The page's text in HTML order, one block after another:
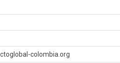
colombia.org